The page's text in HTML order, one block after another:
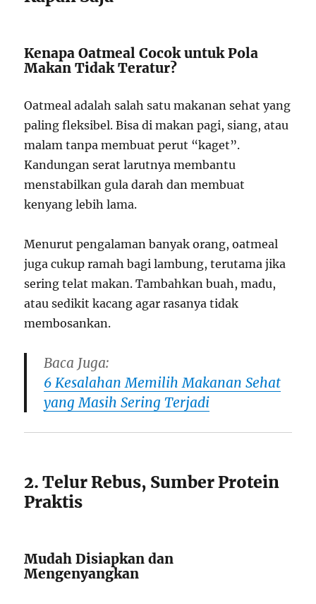
Kenapa Oatmeal Cocok untuk Pola
Makan Tidak Teratur?
Oatmeal adalah salah satu makanan sehat yang
paling fleksibel. Bisa di makan pagi, siang, atau
malam tanpa membuat perut “kaget”.
Kandungan serat larutnya membantu
menstabilkan gula darah dan membuat
kenyang lebih lama.
Menurut pengalaman banyak orang, oatmeal
juga cukup ramah bagi lambung, terutama jika
sering telat makan. Tambahkan buah, madu,
atau sedikit kacang agar rasanya tidak
membosankan.
Baca Juga:
6 Kesalahan Memilih Makanan Sehat
yang Masih Sering Terjadi
2. Telur Rebus, Sumber Protein
Praktis
Mudah Disiapkan dan
Mengenyangkan